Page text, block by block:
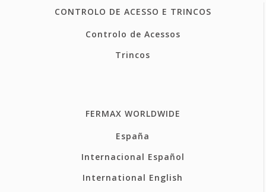
CONTROLO DE ACESSO E TRINCOS
Controlo de Acessos
Trincos
FERMAX WORLDWIDE
España
Internacional Español
International English